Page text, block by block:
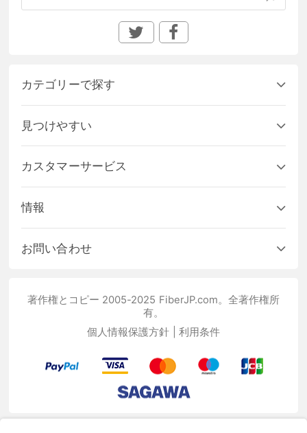
カテゴリーで探す
見つけやすい
カスタマーサービス
情報
お問い合わせ
著作権とコピー 2005-2025 FiberJP.com。全著作権所
有。
個人情報保護方針
利用条件